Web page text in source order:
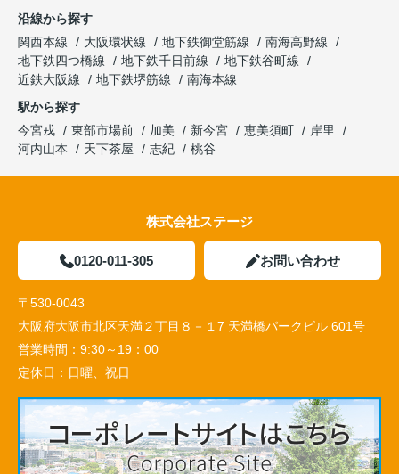
沿線から探す
関西本線
大阪環状線 地下鉄御堂筋線
南海高野線
地下鉄四つ橋線
地下鉄千日前線
地下鉄谷町線
近鉄大阪線
地下鉄堺筋線
南海本線
駅から探す
今宮戎
東部市場前 加美 新今宮 恵美須町
岸里
河内山本
天下茶屋 志紀 桃谷
株式会社ステージ
0120-011-305 お問い合わせ
〒530-0043
大阪府大阪市北区天満２丁目８－１7 天満橋パークビル 601号
営業時間： 9:30～19：00
定休日： 日曜、祝日